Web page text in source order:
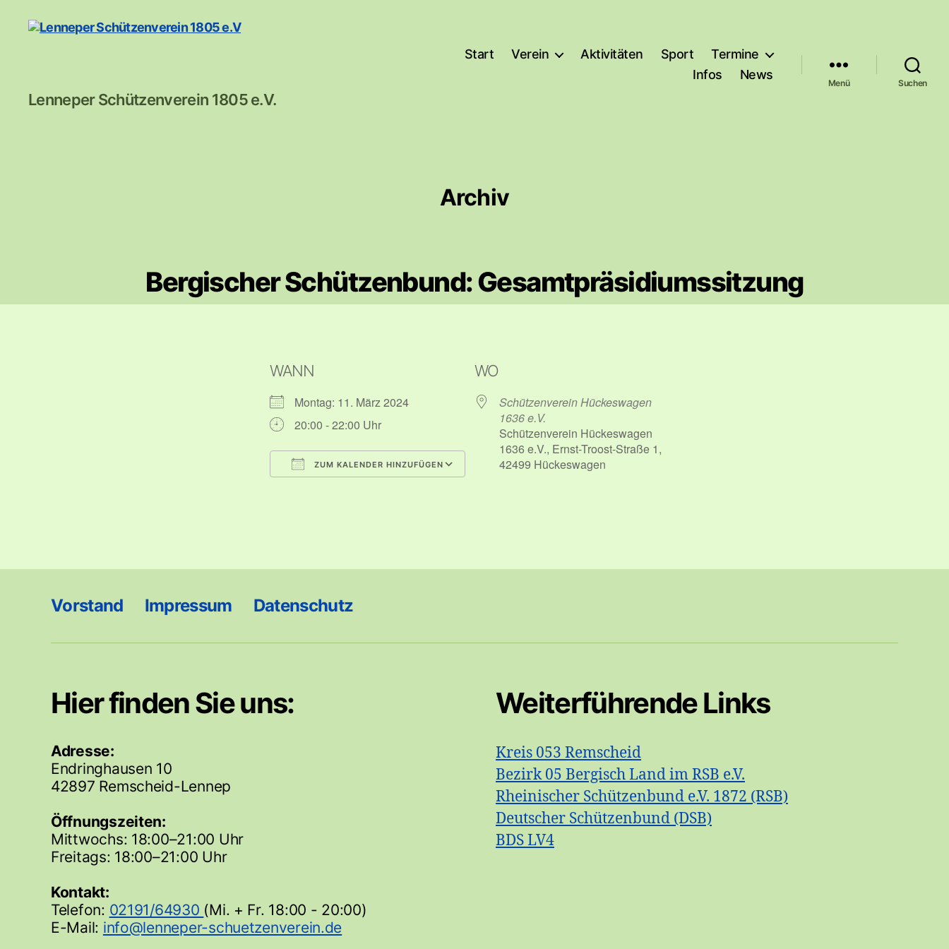
Schützenverein
Lenneper Schützenverein 1805 e.V.
Start Verein Aktivitäten Sport
Termine
Infos
News
Menü Suchen
Archiv
Bergischer Schützenbund: Gesamtpräsidiumssitzung
WANN
Montag: 11. März 2024
20:00 - 22:00 Uhr
ZUM KALENDER HINZUFÜGEN
WO
Schützenverein Hückeswagen
1636 e.V.
Schützenverein Hückeswagen
1636 e.V., Ernst-Troost-Straße 1,
42499 Hückeswagen
Vorstand Impressum Datenschutz
Hier finden Sie uns:
Adresse:
Endringhausen 10
42897 Remscheid-Lennep
Öffnungszeiten:
Mittwochs: 18:00–21:00 Uhr
Freitags: 18:00–21:00 Uhr
Kontakt:
Telefon: 02191/64930 (Mi. + Fr. 18:00 - 20:00)
E-Mail:
Weiterführende Links
Kreis 053 Remscheid
Bezirk 05 Bergisch Land im RSB e.V.
Rheinischer Schützenbund e.V. 1872 (RSB)
Deutscher Schützenbund (DSB)
BDS LV4